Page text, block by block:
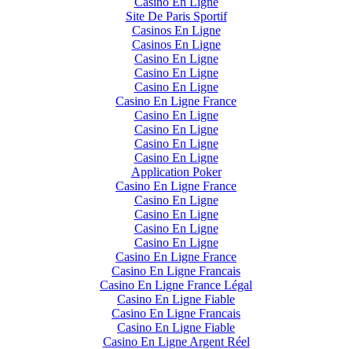
Site De Paris Sportif
Casinos En Ligne
Casinos En Ligne
Casino En Ligne
Casino En Ligne
Casino En Ligne
Casino En Ligne France
Casino En Ligne
Casino En Ligne
Casino En Ligne
Casino En Ligne
Application Poker
Casino En Ligne France
Casino En Ligne
Casino En Ligne
Casino En Ligne
Casino En Ligne
Casino En Ligne France
Casino En Ligne Francais
Casino En Ligne France Légal
Casino En Ligne Fiable
Casino En Ligne Francais
Casino En Ligne Fiable
Casino En Ligne Argent Réel